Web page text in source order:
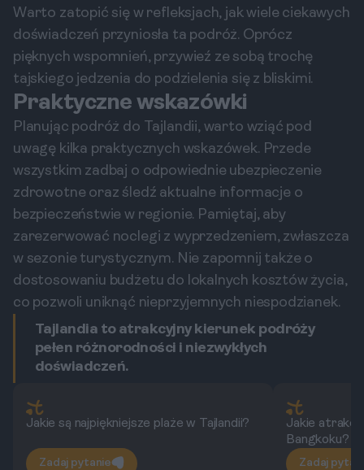
Warto zatopić się w refleksjach, jak wiele ciekawych
doświadczeń przyniosła ta podróż. Oprócz
pięknych wspomnień, przywieź ze sobą trochę
tajskiego jedzenia do podzielenia się z bliskimi.
Praktyczne wskazówki
Planując podróż do Tajlandii, warto wziąć pod
uwagę kilka praktycznych wskazówek. Przede
wszystkim zadbaj o odpowiednie ubezpieczenie
zdrowotne oraz śledź aktualne informacje o
bezpieczeństwie w regionie. Pamiętaj, aby
zarezerwować noclegi z wyprzedzeniem, zwłaszcza
w sezonie turystycznym. Nie zapomnij także o
dostosowaniu budżetu do lokalnych kosztów życia,
co pozwoli uniknąć nieprzyjemnych niespodzianek.
Tajlandia to atrakcyjny kierunek podróży
pełen różnorodności i niezwykłych
doświadczeń.
Jakie są najpiękniejsze plaże w Tajlandii?
Zadaj pytanie
Jakie
Bangkoku?
Zadaj